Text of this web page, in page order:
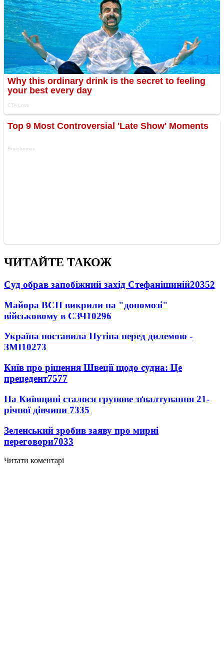
ЧИТАЙТЕ ТАКОЖ
Суд обрав запобіжний захід Стефанішиній20352
Майора ВСП викрили на "допомозі"
військовому в СЗЧ10296
Україна поставила Путіна перед дилемою -
ЗМІ10273
Київ про рішення Швеції щодо судна: Це
прецедент7577
На Київщині сталося групове зґвалтування 21-
річної дівчини 7335
Зеленський зробив заяву про мирні
переговори7033
Читати коментарі